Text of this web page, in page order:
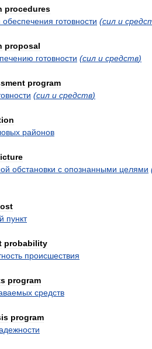
procedures
обеспечения готовности (сил и
proposal
готовности (сил и средств)
program
(сил и средств)
районов
обстановки с опознанными целями
пункт
probability
происшествия
program
средств
program